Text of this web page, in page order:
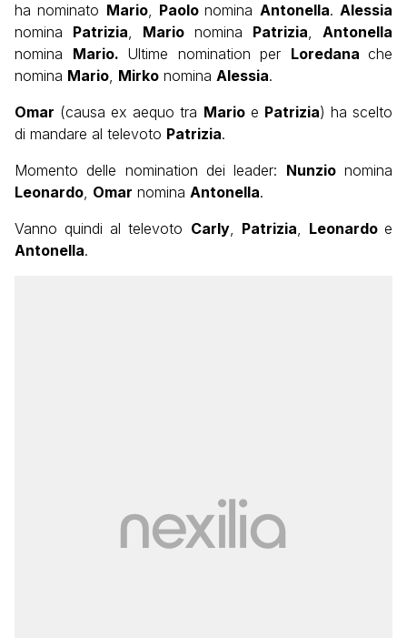
ha nominato Mario, Paolonomina Antonella.Alessia
nomina Patrizia, Mario nomina Patrizia,Antonella
nomina Mario. Ultime nomination per Loredana che
nomina Mario, Mirko nomina Alessia.
Omar (causa ex aequo tra Marioe Patrizia) ha scelto
di mandare al televoto Patrizia.
Momento delle nomination dei leader: Nunzionomina
Leonardo, Omar nomina Antonella.
Vanno quindi al televoto Carly, Patrizia, Leonardoe
Antonella.